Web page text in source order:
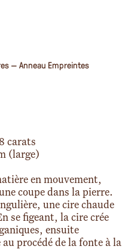
—Anneau Empreintes
carats
(large)
en mouvement,
coupe dans la pierre.
une cire chaude
se figeant, la cire crée
ensuite
procédé de la fonte à la